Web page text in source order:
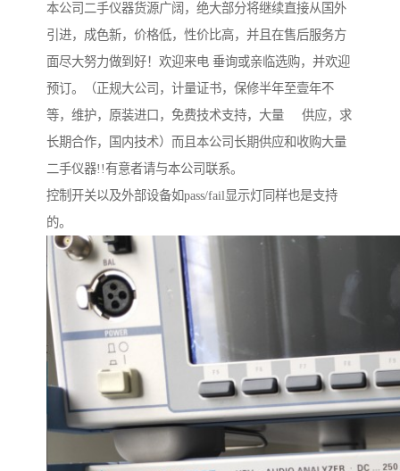
本公司二手仪器货源广阔，绝大部分将继续直接从国外
引进，成色新，价格低，性价比高，并且在售后服务方
面尽大努力做到好！欢迎来电 垂询或亲临选购，并欢迎
预订。（正规大公司，计量证书，保修半年至壹年不
等，维护，原装进口，免费技术支持，大量 供应，求
长期合作，国内技术）而且本公司长期供应和收购大量
二手仪器!!有意者请与本公司联系。
控制开关以及外部设备如pass/fail显示灯同样也是支持
的。